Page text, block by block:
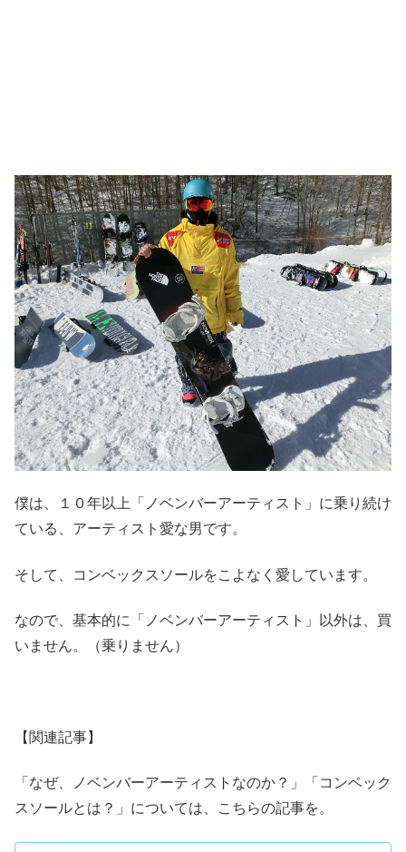
僕は、１０年以上「ノベンバーアーティスト」に乗り続け
ている、アーティスト愛な男です。
そして、コンベックスソールをこよなく愛しています。
なので、基本的に「ノベンバーアーティスト」以外は、買
いません。（乗りません）
【関連記事】
「なぜ、ノベンバーアーティストなのか？」「コンベック
スソールとは？」については、こちらの記事を。